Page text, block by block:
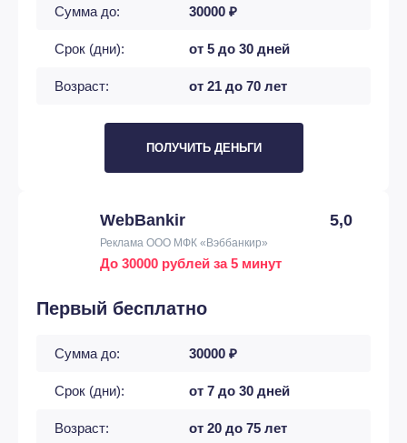
Сумма до: 30000 ₽
Срок (дни): от 5 до 30 дней
Возраст: от 21 до 70 лет
ПОЛУЧИТЬ ДЕНЬГИ
WebBankir 5,0
Реклама ООО МФК «Вэббанкир»
До 30000 рублей за 5 минут
Первый бесплатно
Сумма до: 30000 ₽
Срок (дни): от 7 до 30 дней
Возраст: от 20 до 75 лет